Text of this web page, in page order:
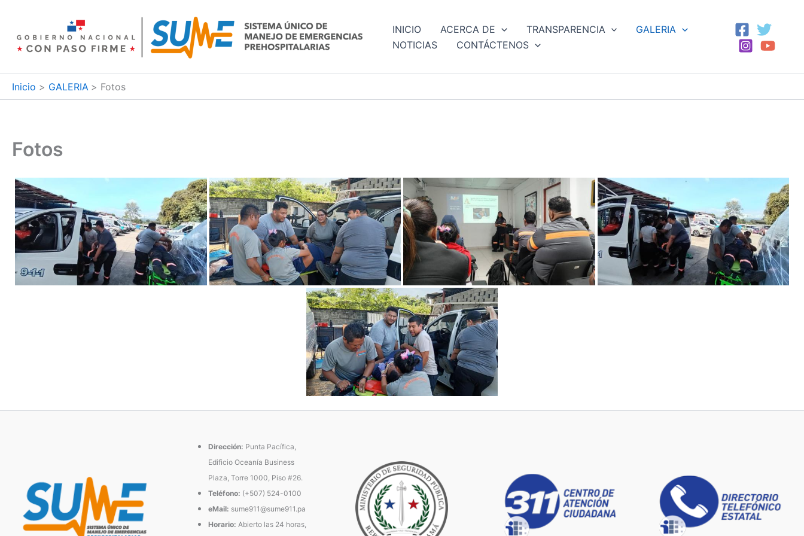
contenido
INICIO ACERCA DE TRANSPARENCIA
GALERIA
NOTICIAS
CONTÁCTENOS
Inicio GALERIA Fotos
Fotos
Dirección: Punta Pacífica,
Edificio Oceanía Business
Plaza, Torre 1000, Piso #26.
Teléfono: (+507) 524-0100
eMail: sume911@sume911.pa
Horario: Abierto las 24 horas,